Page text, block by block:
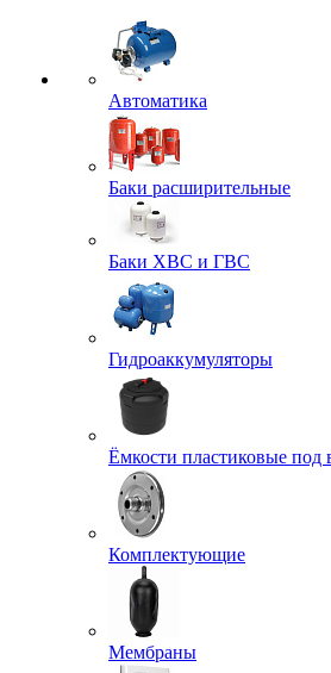
Автоматика
Баки расширительные
Баки ХВС и ГВС
Гидроаккумуляторы
Ёмкости пластиковые под
Комплектующие
Мембраны